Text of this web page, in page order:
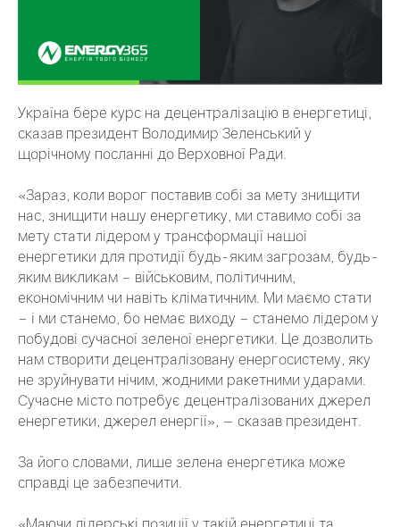
Україна бере курс на децентралізацію в енергетиці,
сказав президент Володимир Зеленський у
щорічному посланні до Верховної Ради.
«Зараз, коли ворог поставив собі за мету знищити
нас, знищити нашу енергетику, ми ставимо собі за
мету стати лідером у трансформації нашої
енергетики для протидії будь-яким загрозам, будь-
яким викликам – військовим, політичним,
економічним чи навіть кліматичним. Ми маємо стати
– і ми станемо, бо немає виходу – станемо лідером у
побудові сучасної зеленої енергетики. Це дозволить
нам створити децентралізовану енергосистему, яку
не зруйнувати нічим, жодними ракетними ударами.
Сучасне місто потребує децентралізованих джерел
енергетики, джерел енергії», — сказав президент.
За його словами, лише зелена енергетика може
справді це забезпечити.